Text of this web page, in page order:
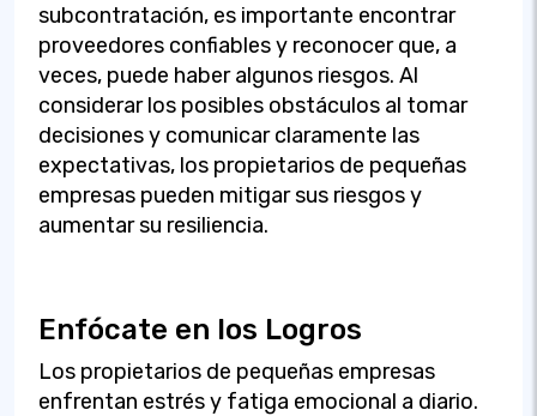
subcontratación, es importante encontrar
proveedores confiables y reconocer que, a
veces, puede haber algunos riesgos. Al
considerar los posibles obstáculos al tomar
decisiones y comunicar claramente las
expectativas, los propietarios de pequeñas
empresas pueden mitigar sus riesgos y
aumentar su resiliencia.
Enfócate en los Logros
Los propietarios de pequeñas empresas
enfrentan estrés y fatiga emocional a diario.